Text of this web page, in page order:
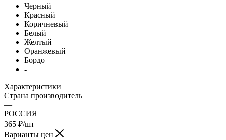
Черный
Красный
Коричневый
Белый
Желтый
Оранжевый
Бордо
-
Характеристики
Страна производитель
—
РОССИЯ
365 ₽/шт
Варианты цен